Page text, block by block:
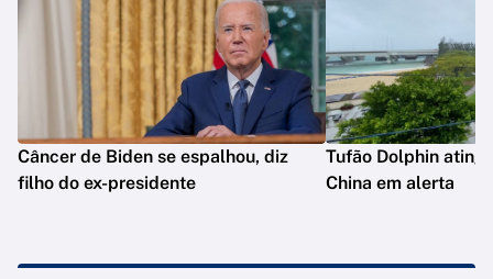
Câncer de Biden se espalhou, diz
filho do ex-presidente
Tufão Dolphin
China em alerta